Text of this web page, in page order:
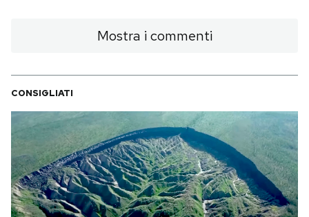
Mostra i commenti
CONSIGLIATI